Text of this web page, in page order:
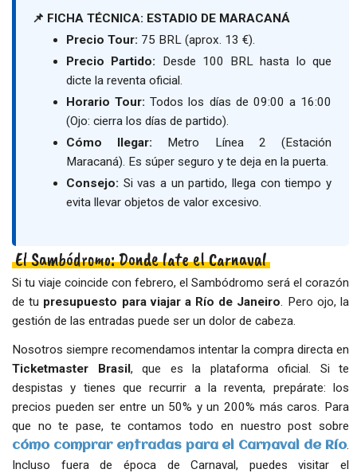
📌 FICHA TÉCNICA: ESTADIO DE MARACANÁ
Precio Tour: 75 BRL (aprox. 13 €).
Precio Partido: Desde 100 BRL hasta lo que
dicte la reventa oficial.
Horario Tour: Todos los días de 09:00 a 16:00
(Ojo: cierra los días de partido).
Cómo llegar: Metro Línea 2 (Estación
Maracaná). Es súper seguro y te deja en la puerta.
Consejo: Si vas a un partido, llega con tiempo y
evita llevar objetos de valor excesivo.
El Sambódromo: Donde late el Carnaval
Si tu viaje coincide con febrero, el Sambódromo será el corazón
de tu presupuesto para viajar a Río de Janeiro. Pero ojo, la
gestión de las entradas puede ser un dolor de cabeza.
Nosotros siempre recomendamos intentar la compra directa en
Ticketmaster Brasil, que es la plataforma oficial. Si te
despistas y tienes que recurrir a la reventa, prepárate: los
precios pueden ser entre un 50% y un 200% más caros. Para
que no te pase, te contamos todo en nuestro post sobre
cómo comprar entradas para el Carnaval de Río.
Incluso fuera de época de Carnaval, puedes visitar el